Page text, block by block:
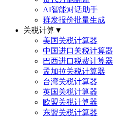
AI智能对话助手
群发报价批量生成
关税计算▼
美国关税计算器
中国进口关税计算器
巴西进口税费计算器
孟加拉关税计算器
台湾关税计算器
英国关税计算器
欧盟关税计算器
东盟关税计算器